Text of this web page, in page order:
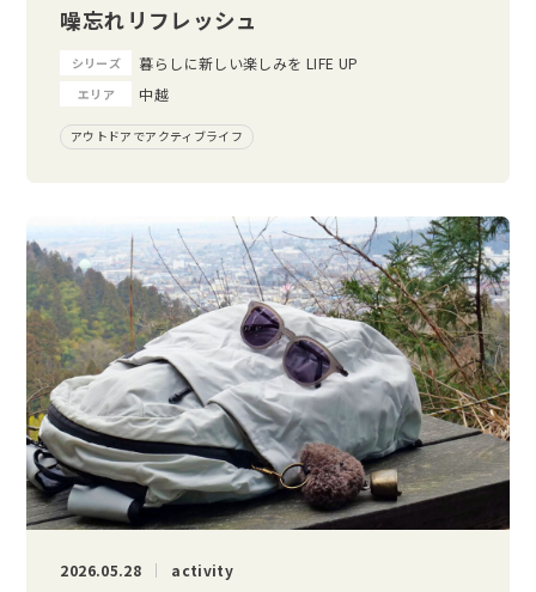
噪忘れリフレッシュ
シリーズ 暮らしに新しい楽しみを LIFE UP
エリア 中越
アウトドアでアクティブライフ
2026.05.28 activity